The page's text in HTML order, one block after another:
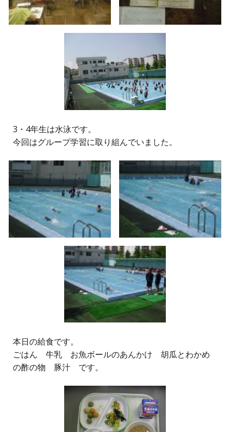
3・4年生は水泳です。
今回はグループ学習に取り組んでいました。
本日の給食です。
ごはん 牛乳 お魚ボールのあんかけ 胡瓜とわかめ
の酢の物 豚汁 です。